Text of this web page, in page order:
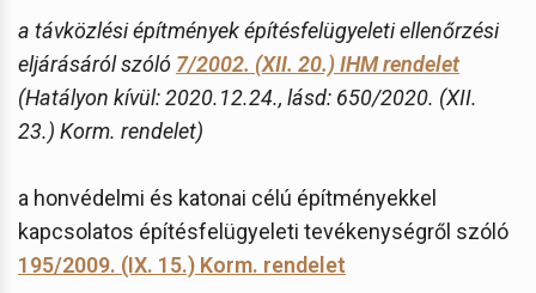
a távközlési építmények építésfelügyeleti ellenőrzési
eljárásáról szóló 7/2002. (XII. 20.) IHM rendelet
(Hatályon kívül: 2020.12.24., lásd: 650/2020. (XII.
23.) Korm. rendelet)
a honvédelmi és katonai célú építményekkel
kapcsolatos építésfelügyeleti tevékenységről szóló
195/2009. (IX. 15.) Korm. rendelet